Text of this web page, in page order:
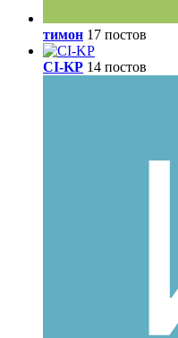
тимон 17 постов
CI-KP 14 постов